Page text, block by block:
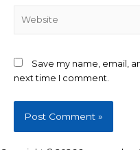
Save my name, email,
next time I comment.